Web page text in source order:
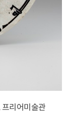
리어미술관